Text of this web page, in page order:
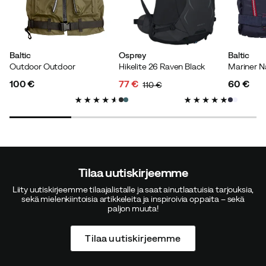
Lars-Henrik 3 vuotta sitten Vahvistettu ostaja
Täydellinen useilla taskuilla ja pitää minut lämpimänä.
4 vuotta sitten
Baltic
Outdoor Outdoor
100 €
Osprey
Hikelite 26 Raven Black
discounted
77 €
original
110 €
Baltic
Mariner
price
60 €
Tilaa uutiskirjeemme
Liity uutiskirjeemme tilaajalistalle ja saat ainutlaatuisia tarjouksia,
sekä mielenkiintoisia artikkeleita ja inspiroivia oppaita – sekä
paljon muuta!
Tilaa uutiskirjeemme